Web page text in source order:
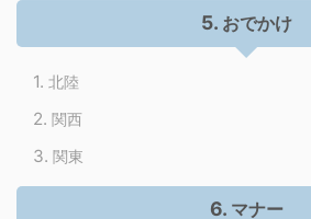
おでかけ
北陸
関西
関東
マナー